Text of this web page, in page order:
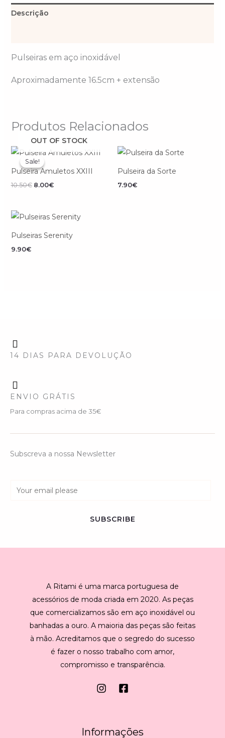
Descrição
Pulseiras em aço inoxidável
Aproximadamente 16.5cm + extensão
Produtos Relacionados
Sale!
OUT OF STOCK
Sale!
Pulseira Amuletos XXIII
10.50€
preço
original
era:
10.50€.
8.00€
preço
é:
8.00€.
Pulseira da Sorte
7.90€
Pulseiras Serenity
9.90€
14 DIAS PARA DEVOLUÇÃO
ENVIO GRÁTIS
Para compras acima de 35€
Subscreva a nossa Newsletter
SUBSCRIBE
A Ritami é uma marca portuguesa de
acessórios de moda criada em 2020. As peças
que comercializamos são em aço inoxidável ou
banhadas a ouro. A maioria das peças são feitas
à mão. Acreditamos que o segredo do sucesso
é fazer o nosso trabalho com amor,
compromisso e transparência.
Informações